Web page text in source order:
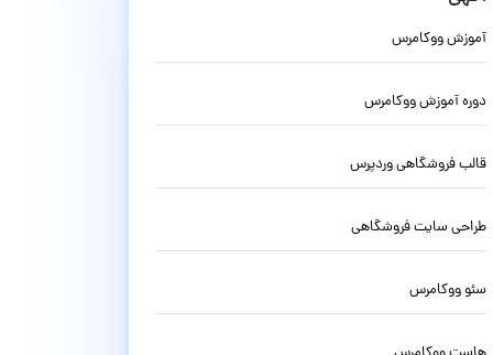
آموزش ووکامرس
دوره آموزش ووکامرس
قالب فروشگاهی وردپرس
طراحی سایت فروشگاهی
سئو ووکامرس